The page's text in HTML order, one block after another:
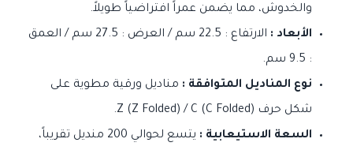
والخدوش، مما يضمن عمراً افتراضياً طويلاً.
الأبعاد :
الارتفاع : 22.5 سم / العرض : 27.5 سم / العمق
: 9.5 سم.
نوع المناديل المتوافقة : مناديل ورقية مطوية على
شكل حرف Z (Z Folded) / C (C Folded).
السعة الاستيعابية :
يتسع لحوالي 200 منديل تقريباً،